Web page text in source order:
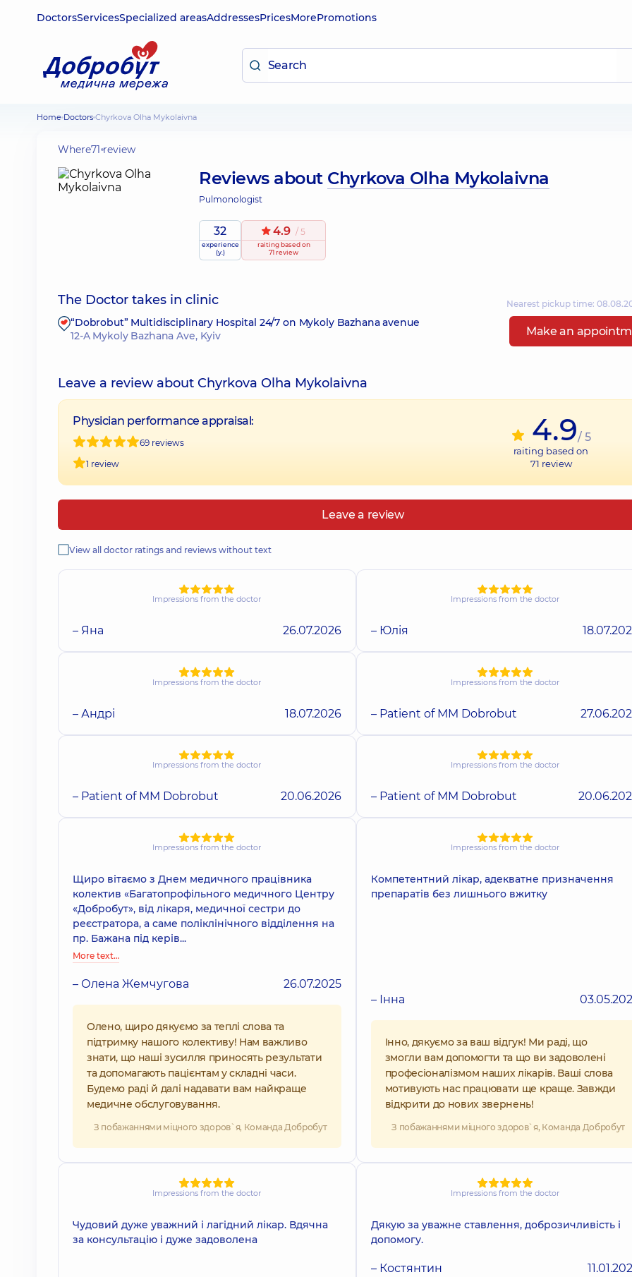
DoctorsServicesSpecialized areasAddressesPricesMorePromotions
Home Doctors Chyrkova Olha Mykolaivna
Where71 review
Reviews about Chyrkova Olha Mykolaivna
Pulmonologist
32
experience
(y.)
4.9 / 5
raitingbased on
71 review
The Doctor takes in clinic Nearest pickup time:
“Dobrobut” Multidisciplinary Hospital 24/7 on Mykoly Bazhana avenue
12-A Mykoly Bazhana Ave, Kyiv
Make an
Leave a review about Chyrkova Olha Mykolaivna
Physician performance appraisal:
69 reviews
1 review
4.9/ 5
raiting based on
71 review
Leave a review
View all doctor ratings and reviews without text
Impressions from the doctor
– Яна 26.07.2026
Impressions from the doctor
– Юлія
Impressions from the doctor
– Андрі 18.07.2026
Impressions from the doctor
– Patient of MM Dobrobut
Impressions from the doctor
– Patient of MM Dobrobut 20.06.2026
Impressions from the doctor
– Patient of MM Dobrobut
Impressions from the doctor
Щиро вітаємо з Днем медичного працівника
колектив «Багатопрофільного медичного Центру
«Добробут», від лікаря, медичної сестри до
реєстратора, а саме поліклінічного відділення на
пр. Бажана під керів...
More text…
– Олена Жемчугова 26.07.2025
Олено, щиро дякуємо за теплі слова та
підтримку нашого колективу! Нам важливо
знати, що наші зусилля приносять результати
та допомагають пацієнтам у складні часи.
Будемо раді й далі надавати вам найкраще
медичне обслуговування.
З побажаннями міцного здоров`я, Команда Добробут
Impressions from the doctor
Компетентний лікар, адекватне призначення
препаратів без лишнього вжитку
– Інна
Інно, дякуємо за ваш відгук! Ми раді, що
змогли вам допомогти та що ви задоволені
професіоналізмом наших лікарів. Ваші слова
мотивують нас працювати ще краще. Завжди
відкрити до нових звернень!
З побажаннями міцного здоров`я, Команда Добробут
Impressions from the doctor
Чудовий дуже уважний і лагідний лікар. Вдячна
за консультацію і дуже задоволена
Impressions from the doctor
Дякую за уважне ставлення, доброзичливість і
допомогу.
– Костянтин